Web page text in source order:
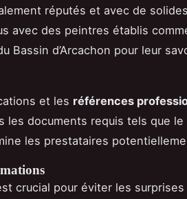
réputés et avec de
avec des peintres établis
Bassin d’Arcachon pour leur
et les références
documents requis tels que le
les prestataires
crucial pour éviter les